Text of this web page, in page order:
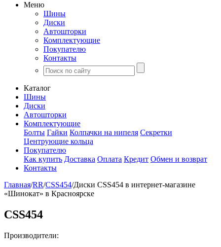
Меню
Шины
Диски
Автошторки
Комплектующие
Покупателю
Контакты
Каталог
Шины
Диски
Автошторки
Комплектующие
Болты Гайки Колпачки на нипеля Секретки
Центрующие кольца
Покупателю
Как купить Доставка Оплата Кредит Обмен и возврат
Контакты
Главная/RR/CSS454/Диски CSS454 в интернет-магазине
«Шинокат» в Красноярске
CSS454
Производители: